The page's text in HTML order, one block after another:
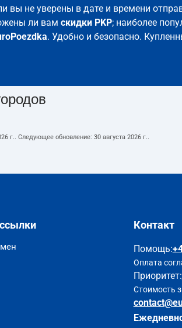
вы не уверены в дате и времени
ли вам скидки PKP; наиболее
. Удобно и безопасно.
г.. Следующее обновление: 30 августа 2026 г..
Контакт
Помощь:
Оплата
Приоритет:
Стоимость